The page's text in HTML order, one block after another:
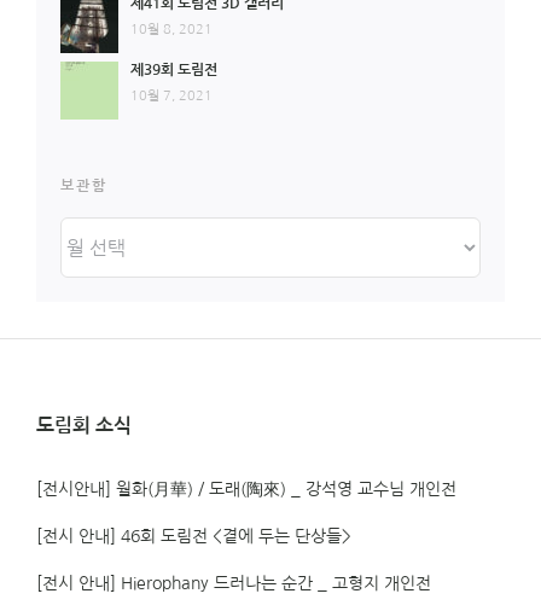
제41회 도림전 3D 갤러리
10월 8, 2021
제39회 도림전
10월 7, 2021
보관함
관
도림회 소식
[전시안내] 월화(月華) / 도래(陶來) _ 강석영 교수님 개인전
[전시 안내] 46회 도림전 <곁에 두는 단상들>
[전시 안내] Hierophany 드러나는 순간 _ 고형지 개인전